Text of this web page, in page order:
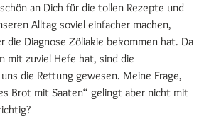
an Dich für die tollen Rezepte und
Alltag soviel einfacher machen,
die Diagnose Zöliakie bekommen hat. Da
mit zuviel Hefe hat, sind die
die Rettung gewesen. Meine Frage,
Brot mit Saaten“ gelingt aber nicht mit